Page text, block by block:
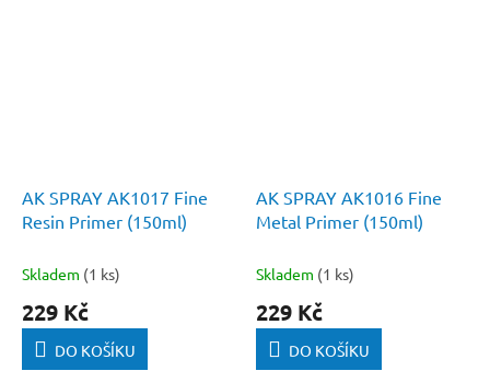
AK SPRAY AK1017 Fine
Resin Primer (150ml)
Skladem (1 ks)
229 Kč
DO KOŠÍKU
AK SPRAY AK1016 Fine
Metal Primer (150ml)
Skladem (1 ks)
229 Kč
DO KOŠÍKU